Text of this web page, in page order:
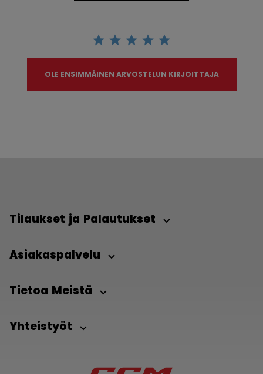
OLE ENSIMMÄINEN ARVOSTELUN KIRJOITTAJA
Tilaukset ja Palautukset
Asiakaspalvelu
Tietoa Meistä
Yhteistyöt